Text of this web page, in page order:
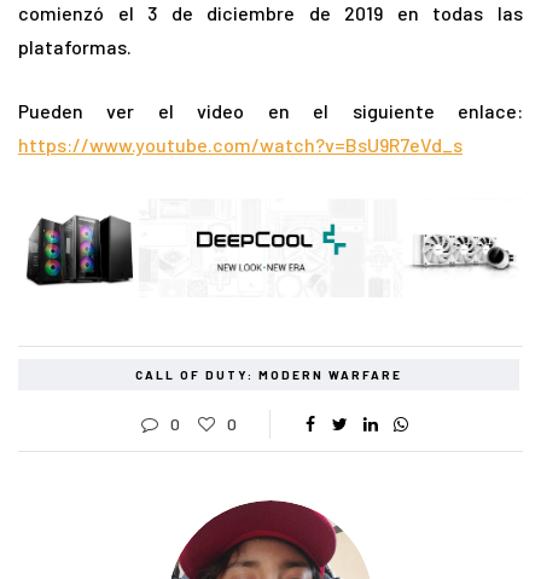
comienzó el 3 de diciembre de 2019 en todas las
plataformas.
Pueden ver el video en el siguiente enlace:
https://www.youtube.com/watch?v=BsU9R7eVd_s
CALL OF DUTY: MODERN WARFARE
0 0